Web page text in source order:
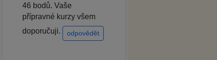
46 bodů. Vaše
přípravné kurzy všem
doporučuji.
odpovědět